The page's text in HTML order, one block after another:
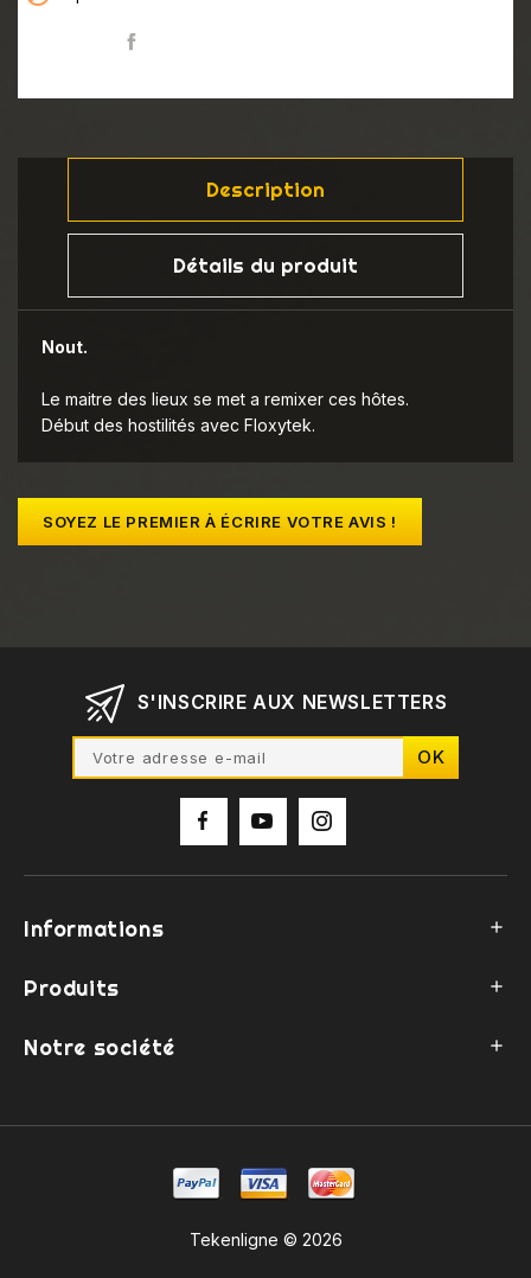
Description
Détails du produit
Nout.
Le maitre des lieux se met a remixer ces hôtes.
Début des hostilités avec Floxytek.
SOYEZ LE PREMIER À ÉCRIRE VOTRE AVIS !
S'INSCRIRE AUX NEWSLETTERS
Informations 
Produits 
Notre société 
Tekenligne © 2026